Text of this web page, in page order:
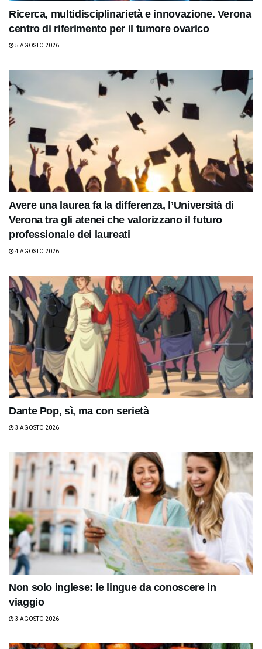
Ricerca, multidisciplinarietà e innovazione. Verona
centro di riferimento per il tumore ovarico
5 AGOSTO 2026
Avere una laurea fa la differenza, l’Università di
Verona tra gli atenei che valorizzano il futuro
professionale dei laureati
4 AGOSTO 2026
Dante Pop, sì, ma con serietà
3 AGOSTO 2026
Non solo inglese: le lingue da conoscere in
viaggio
3 AGOSTO 2026